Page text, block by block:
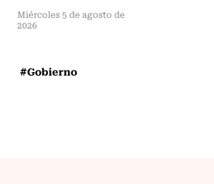
Miércoles 5 de agosto de
2026
#Gobierno